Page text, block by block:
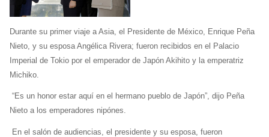
Durante su primer viaje a Asia, el Presidente de México, Enrique Peña
Nieto, y su esposa Angélica Rivera; fueron recibidos en el Palacio
Imperial de Tokio por el emperador de Japón Akihito y la emperatriz
Michiko.
“Es un honor estar aquí en el hermano pueblo de Japón”, dijo Peña
Nieto a los emperadores nipónes.
En el salón de audiencias, el presidente y su esposa, fueron